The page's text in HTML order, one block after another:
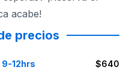
acabe!
precios
9-12hrs
$640